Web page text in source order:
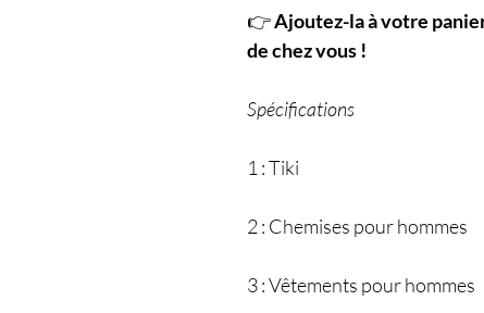
👉Ajoutez-la à votre
de chez vous !
Spécifications
1 : Tiki
2 : Chemises pour hommes
3 : Vêtements pour hommes